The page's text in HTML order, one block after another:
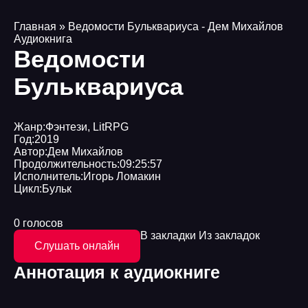
Главная » Ведомости Бульквариуса - Дем Михайлов
Аудиокнига
Ведомости
Бульквариуса
Жанр:Фэнтези, LitRPG
Год:2019
Автор:Дем Михайлов
Продолжительность:09:25:57
Исполнитель:Игорь Ломакин
Цикл:Бульк
0 голосов
Слушать онлайн
В закладки Из закладок
Аннотация к аудиокниге